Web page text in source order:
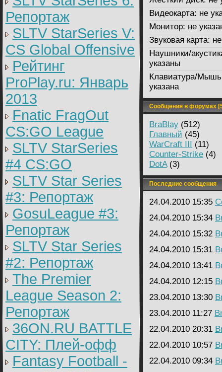
Репортаж
SLTV StarSeries V:
CS Global Offensive
Рейтинг
ProPlay.ru: Январь
2013
Fnatic FragOut
CS:GO League
SLTV StarSeries
#4 CS:GO
SLTV Star Series
#3: Репортаж
GosuLeague #3:
Репортаж
SLTV Star Series
#2: Репортаж
The Premier
League Season 2:
Репортаж
36ON.RU BATTLE
CITY: Плей-офф
Fantasy Football -
Видеокарта: не
Монитор: не
Звуковая карта:
Наушники/
указаны
Клавиатура/
указана
Сообщения в форумах
BraBlay (512)
Главный (45)
WarCraft III (11)
Counter-Strike (4)
DotA(3)
Последние сообщения
24.04.2010 15:35
24.04.2010 15:34
24.04.2010 15:32
24.04.2010 15:31
24.04.2010 13:41
24.04.2010 12:15
23.04.2010 13:30
23.04.2010 11:27
22.04.2010 20:31
22.04.2010 10:57
22.04.2010 09:34